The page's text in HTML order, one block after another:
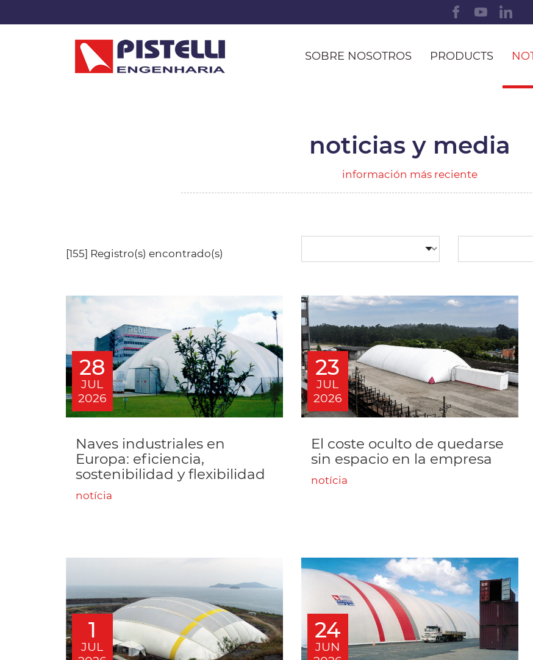
SOBRE NOSOTROS PRODUCTS
noticias y media
información más reciente
[155] Registro(s) encontrado(s)
28
JUL
2026
Naves industriales en
Europa: eficiencia,
sostenibilidad y flexibilidad
notícia
23
JUL
2026
El coste oculto de quedarse
sin espacio en la empresa
notícia
1
JUL
24
JUN